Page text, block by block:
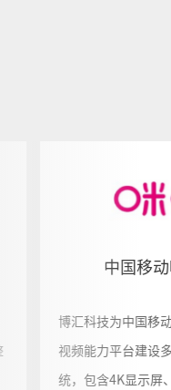
中国移
博汇科技为中国移
视频能力平台建设
统，包含4K显示屏